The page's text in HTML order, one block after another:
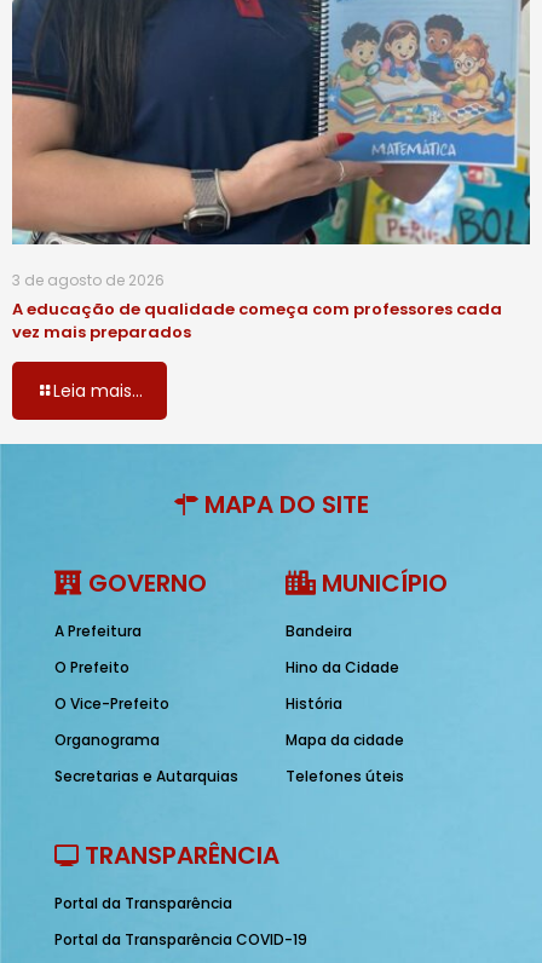
3 de agosto de 2026
A educação de qualidade começa com professores cada
vez mais preparados
Leia mais...
MAPA DO SITE
GOVERNO
A Prefeitura
O Prefeito
O Vice-Prefeito
Organograma
Secretarias e Autarquias
MUNICÍPIO
Bandeira
Hino da Cidade
História
Mapa da cidade
Telefones úteis
TRANSPARÊNCIA
Portal da Transparência
Portal da Transparência COVID-19